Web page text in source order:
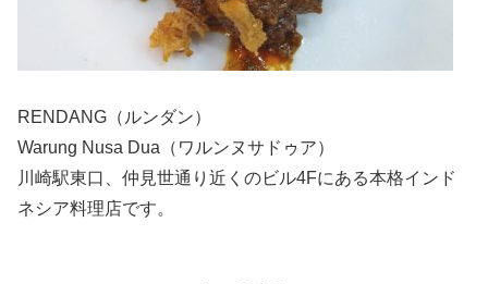
RENDANG（ルンダン）
Warung Nusa Dua（ワルンヌサドゥア）
川崎駅東口、仲見世通り近くのビル4Fにある本格インド
ネシア料理店です。